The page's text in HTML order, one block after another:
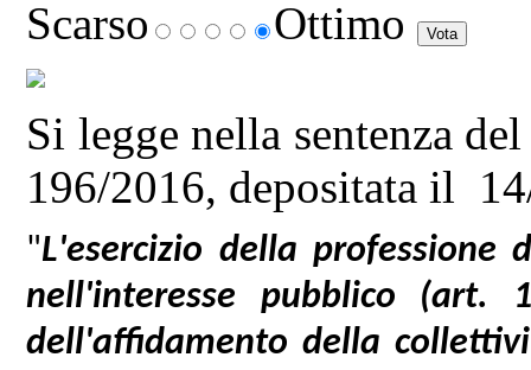
Scarso
Ottimo
Si legge nella sentenza
196/2016, depositata il
"L'esercizio della
nell'interesse pubblico
dell'affidamento della